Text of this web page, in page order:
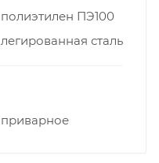
полиэтилен ПЭ100
легированная сталь
приварное